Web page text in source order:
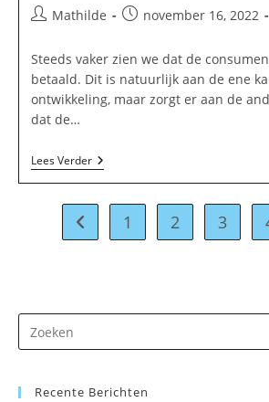
BerichtMathilde
Bericht
op:
november 16, 2022
Steeds vaker zien we dat de
betaald. Dit is natuurlijk aan de ene
ontwikkeling, maar zorgt er aan de
dat de…
Lees VerderDe
Groei
E-
Commerce:
Betaaltrends
Naar vorige pagina
1 2 3
Recente Berichten